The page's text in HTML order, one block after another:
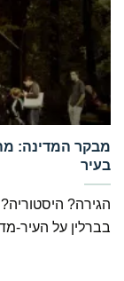
‏מבקר המדינה:
בעיר
הגירה?
בברלין על העיר-